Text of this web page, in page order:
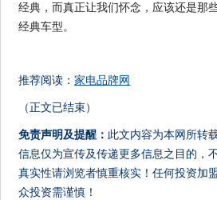
经典，而真正让我们怀念，应该还是那
经典车型。
推荐阅读：家电品牌网
（正文已结束）
免责声明及提醒： 此文内容为本网所转
信息仅为宣传及传递更多信息之目的，
真实性请浏览者慎重核实！任何投资加
众投资需谨慎！